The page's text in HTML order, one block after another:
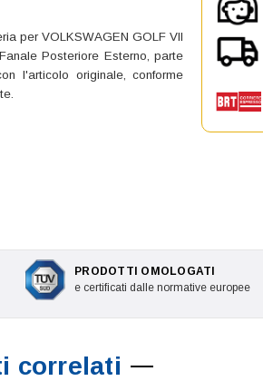
per VOLKSWAGEN GOLF VII
Posteriore Esterno, parte
l'articolo originale, conforme
PRODOTTI OMOLOGATI
e certificati dalle normative europee
correlati